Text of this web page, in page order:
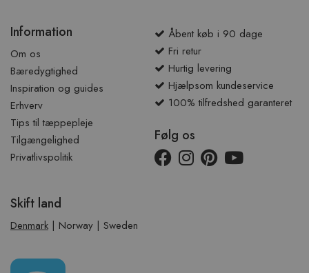
Information
Om os
Bæredygtighed
Inspiration og guides
Erhverv
Tips til tæppepleje
Tilgængelighed
Privatlivspolitik
Åbent køb i 90 dage
Fri retur
Hurtig levering
Hjælpsom kundeservice
100% tilfredshed garanteret
Følg os
Skift land
Denmark | Norway | Sweden